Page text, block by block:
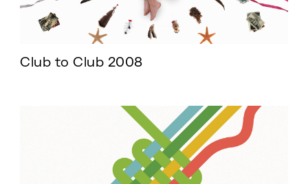
Club to Club 2008